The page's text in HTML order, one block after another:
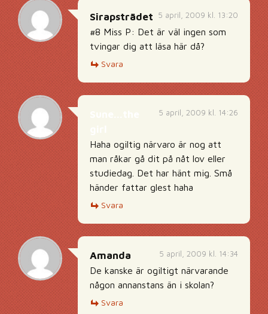
5 april, 2009 kl. 13:20
Sirapsträdet
#8 Miss P: Det är väl ingen som
tvingar dig att läsa här då?
Svara
5 april, 2009 kl. 14:26
Haha ogiltig närvaro är nog att
man råkar gå dit på nåt lov eller
studiedag. Det har hänt mig. Små
händer fattar glest haha
Svara
5 april, 2009 kl. 14:34
Amanda
De kanske är ogiltigt närvarande
någon annanstans än i skolan?
Svara